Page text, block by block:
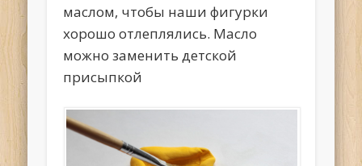
маслом, чтобы наши фигурки
хорошо отлеплялись. Масло
можно заменить детской
присыпкой